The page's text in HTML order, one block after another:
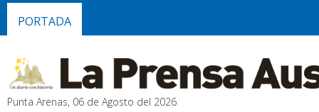
PORTADA
Punta Arenas, 06 de Agosto del 2026